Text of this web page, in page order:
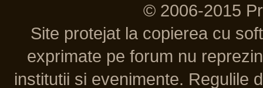
© 2006-2015
Site protejat la copierea cu
exprimate pe forum nu
institutii si evenimente. Regulile